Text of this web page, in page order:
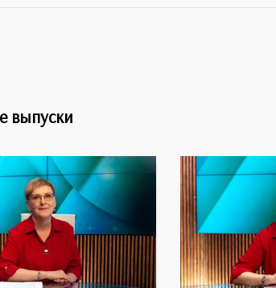
выпуски